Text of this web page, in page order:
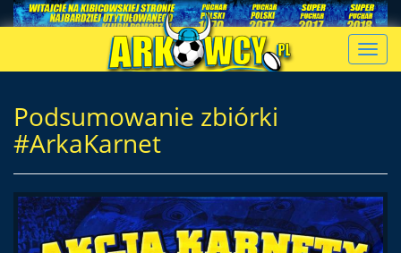
Podsumowanie zbiórki
#ArkaKarnet